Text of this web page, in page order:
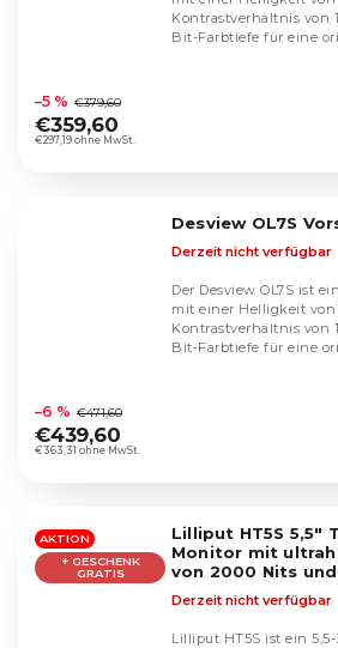
durchschnittliche
Produktbewertung
ist
€297,19 ohne MwSt.
–5 % €379,60
€359,60
Kontrastverhältnis von
Bit-Farbtiefe für eine
Desview OL7S
durchschnittliche
Produktbewertung
ist
Sternen.
Derzeit nicht verfügbar
€363,31 ohne MwSt.
–6 % €471,60
€439,60
Der Desview OL7S ist
mit einer Helligkeit von
Kontrastverhältnis von
Bit-Farbtiefe für eine
AKTION
+ GESCHENK
GRATIS
Lilliput HT5S 5,5"
Monitor mit
von 2000 Nits
Derzeit nicht verfügbar
Lilliput HT5S ist ein